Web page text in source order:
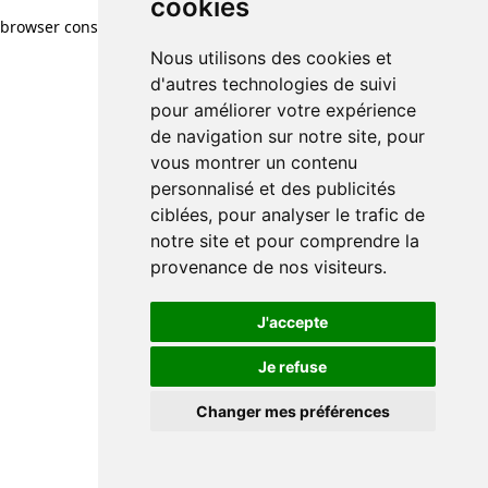
cookies
Nous utilisons des cookies et
d'autres technologies de suivi
pour améliorer votre expérience
de navigation sur notre site, pour
vous montrer un contenu
personnalisé et des publicités
ciblées, pour analyser le trafic de
notre site et pour comprendre la
provenance de nos visiteurs.
J'accepte
Je refuse
Changer mes préférences
browser console for more information)